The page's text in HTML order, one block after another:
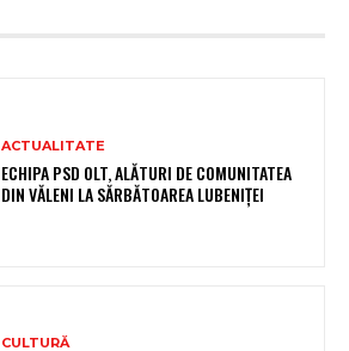
ACTUALITATE
ECHIPA PSD OLT, ALĂTURI DE COMUNITATEA
DIN VĂLENI LA SĂRBĂTOAREA LUBENIȚEI
CULTURĂ